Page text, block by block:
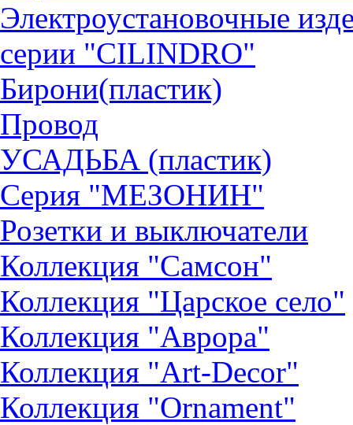
Электроустановочные
серии "CILINDRO"
Бирони(пластик)
Провод
УСАДЬБА (пластик)
Серия "МЕЗОНИН"
Розетки и выключатели
Коллекция "Самсон"
Коллекция "Царское село"
Коллекция "Аврора"
Коллекция "Art-Decor"
Коллекция "Ornament"